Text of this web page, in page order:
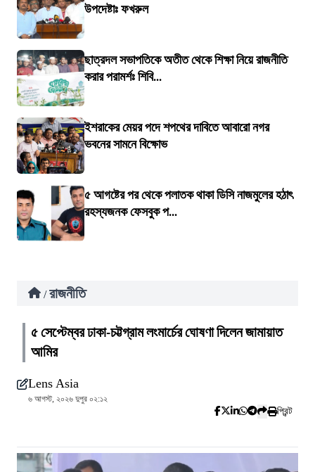
উপদেষ্টাঃ ফখরুল
ছাত্রদল সভাপতিকে অতীত থেকে শিক্ষা নিয়ে রাজনীতি
করার পরামর্শঃ শিবি...
ইশরাকের মেয়র পদে শপথের দাবিতে আবারো নগর
ভবনের সামনে বিক্ষোভ
৫ আগষ্টের পর থেকে পলাতক থাকা ডিসি নাজমুলের হঠাৎ
রহস্যজনক ফেসবুক প...
/ রাজনীতি
৫ সেপ্টেম্বর ঢাকা-চট্টগ্রাম লংমার্চের ঘোষণা দিলেন জামায়াত
আমির
Lens Asia
৬ আগস্ট, ২০২৬ দুপুর ০২:১২
প্রিন্ট